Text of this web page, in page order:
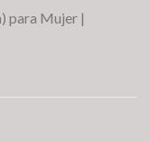
para Mujer |